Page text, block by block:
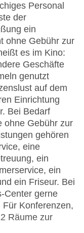
Personal
der
ein
ohne Gebühr zur
es im Kino:
Geschäfte
genutzt
auf dem
Einrichtung
Bei Bedarf
ohne Gebühr zur
gehören
eine
ein
ein
ein Friseur. Bei
Center gerne
Konferenzen,
Räume zur